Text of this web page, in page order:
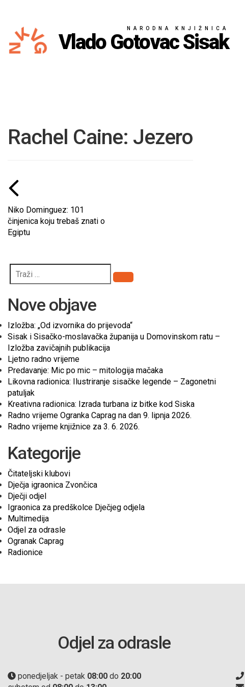
NARODNA KNJIŽNICA
Vlado Gotovac Sisak
Rachel Caine: Jezero
Niko Dominguez: 101
činjenica koju trebaš znati o
Egiptu
Pretraži
Nove objave
Izložba: „Od izvornika do prijevoda“
Sisak i Sisačko-moslavačka županija u Domovinskom ratu –
Izložba zavičajnih publikacija
Ljetno radno vrijeme
Predavanje: Mic po mic – mitologija mačaka
Likovna radionica: Ilustriranje sisačke legende – Zagonetni
patuljak
Kreativna radionica: Izrada turbana iz bitke kod Siska
Radno vrijeme Ogranka Caprag na dan 9. lipnja 2026.
Radno vrijeme knjižnice za 3. 6. 2026.
Kategorije
Čitateljski klubovi
Dječja igraonica Zvončica
Dječji odjel
Igraonica za predškolce Dječjeg odjela
Multimedija
Odjel za odrasle
Ogranak Caprag
Radionice
Odjel za odrasle
ponedjeljak - petak 08:00 do 20:00